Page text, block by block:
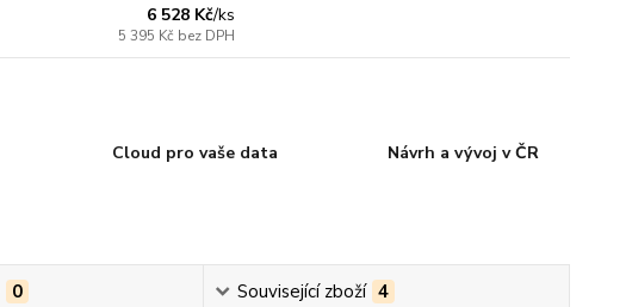
6 528 Kč/ks
5 395 Kč bez DPH
Cloud pro vaše data Návrh a vývoj v ČR
0 Související zboží 4